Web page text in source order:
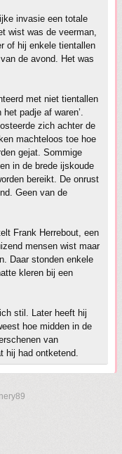
invasie een totale
wist was de veerman,
of hij enkele tientallen
de avond. Het was
met niet tientallen
padje af waren’.
zich achter de
machteloos toe hoe
gejat. Sommige
in de brede ijskoude
bereikt. De onrust
Geen van de
Frank Herrebout, een
mensen wist maar
Daar stonden enkele
kleren bij een
stil. Later heeft hij
hoe midden in de
van
hij had ontketend.